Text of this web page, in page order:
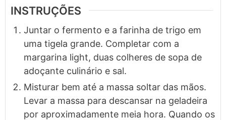
INSTRUÇÕES
Juntar o fermento e a farinha de trigo em
uma tigela grande. Completar com a
margarina light, duas colheres de sopa de
adoçante culinário e sal.
Misturar bem até a massa soltar das mãos.
Levar a massa para descansar na geladeira
por aproximadamente meia hora. Quando os